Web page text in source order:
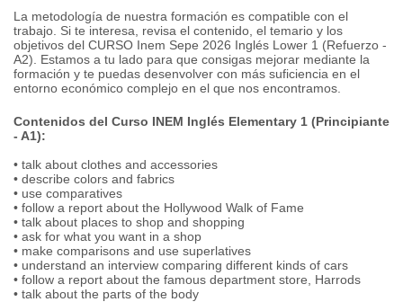
La metodología de nuestra formación es compatible con el
trabajo. Si te interesa, revisa el contenido, el temario y los
objetivos del CURSO Inem Sepe 2026 Inglés Lower 1 (Refuerzo -
A2). Estamos a tu lado para que consigas mejorar mediante la
formación y te puedas desenvolver con más suficiencia en el
entorno económico complejo en el que nos encontramos.
Contenidos del Curso INEM Inglés Elementary 1 (Principiante
- A1):
• talk about clothes and accessories
• describe colors and fabrics
• use comparatives
• follow a report about the Hollywood Walk of Fame
• talk about places to shop and shopping
• ask for what you want in a shop
• make comparisons and use superlatives
• understand an interview comparing different kinds of cars
• follow a report about the famous department store, Harrods
• talk about the parts of the body